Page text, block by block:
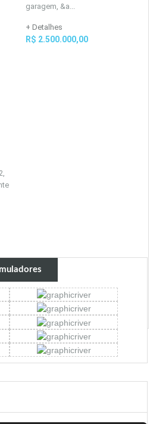
garagem, &a...
+ Detalhes
R$ 2.500.000,00